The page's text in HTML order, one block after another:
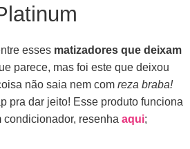
esses matizadores que deixam
parece, mas foi este que deixou
não saia nem com reza braba!
pra dar jeito! Esse produto funciona
resenha aqui;